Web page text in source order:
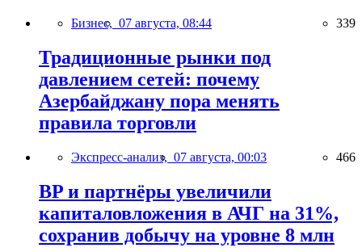
Бизнес, 07 августа, 08:44 339
Традиционные рынки под
давлением сетей: почему
Азербайджану пора менять
правила торговли
Экспресс-анализ, 07 августа, 00:03 466
BP и партнёры увеличили
капиталовложения в АЧГ на 31%,
сохранив добычу на уровне 8 млн